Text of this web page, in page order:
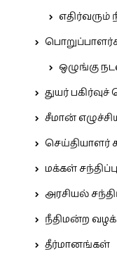
எதிர்வரும்
ஒழுங்கு
துயர்
சீமான்
செய்தியாளர்
மக்கள்
அரசியல்
நீதிமன்ற
தீர்மானங்கள்